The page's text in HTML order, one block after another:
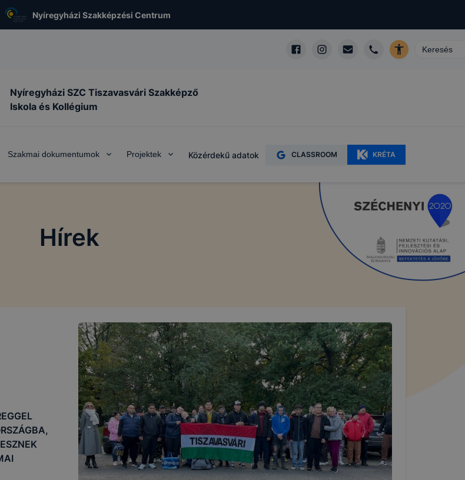
Nyíregyházi Szakképzési Centrum
Nyíregyházi SZC Tiszavasvári Szakképző
Iskola és Kollégium
Szakmai dokumentumok Projektek Közérdekű adatok CLASSROOM KRÉTA
Hírek